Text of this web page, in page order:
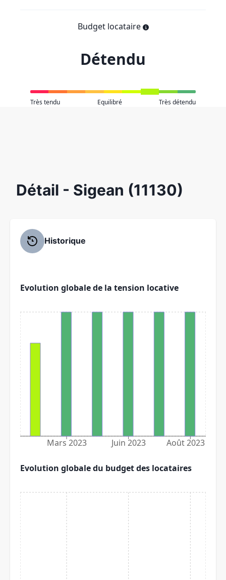
Budget locataire
Détendu
Très tendu Equilibré Très détendu
Détail - Sigean (11130)
Historique
Evolution globale de la tension locative
Mars 2023 Juin 2023 Août 2023
Evolution globale du budget des locataires